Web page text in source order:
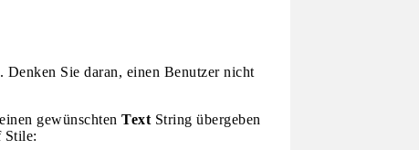
Sie daran, einen Benutzer nicht
gewünschten Text String übergeben
Stile: